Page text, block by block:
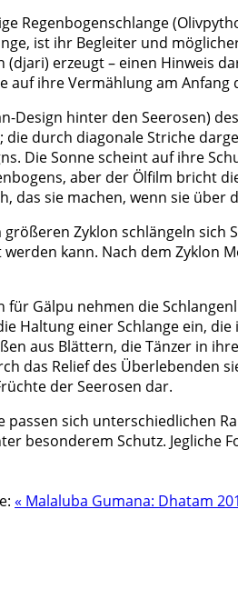
Regenbogenschlange
ist ihr Begleiter und
(djari) erzeugt – einen Hinweis
auf ihre Vermählung am
Design hinter den Seerosen)
durch diagonale Striche
Die Sonne scheint auf ihre
aber der Ölfilm bricht
das sie machen, wenn sie über
Zyklon schlängeln
kann. Nach dem Zyklon
für Gälpu nehmen die
Haltung einer Schlange ein,
aus Blättern, die Tänzer in
das Relief des Überlebenden
der Seerosen dar.
passen sich unterschiedlichen
besonderem Schutz. Jegliche
« Malaluba Gumana: Dhatam